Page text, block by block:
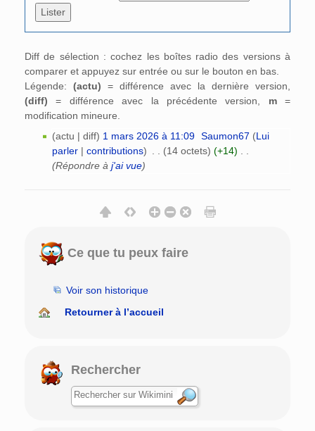
Diff de sélection : cochez les boîtes radio des versions à
comparer et appuyez sur entrée ou sur le bouton en bas.
Légende: (actu) = différence avec la dernière version,
(diff) = différence avec la précédente version, m=
modification mineure.
(actu | diff) 1 mars 2026 à 11:09‎ Saumon67 (Lui
parler| contributions) (14 octets) (+14)
(Répondre à j'ai vue)
Ce que tu peux faire
Voir son historique
Retourner à l’accueil
Rechercher